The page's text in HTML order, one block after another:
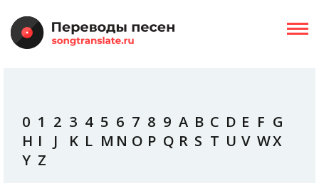
0 1 2 3 4 5 6 7 8 9 A B C D E F G
H I J K L M N O P Q R S T U V WX
Y Z